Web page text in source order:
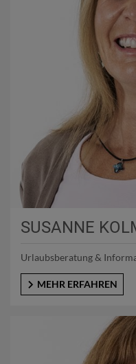
SUSANNE
Urlaubsberatung &
MEHR ERFAHREN